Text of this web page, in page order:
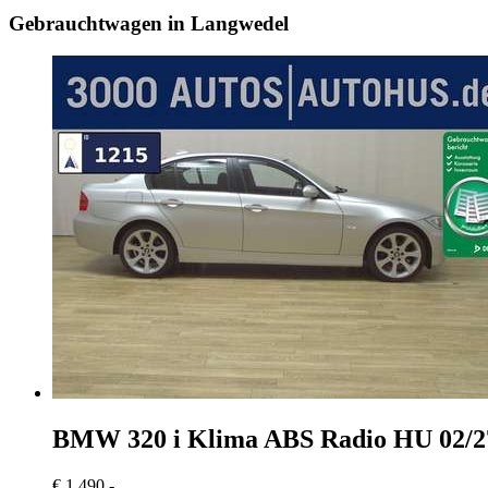
Gebrauchtwagen in Langwedel
BMW 320 i Klima ABS Radio HU 02/